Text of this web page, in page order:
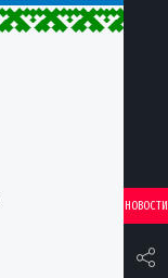
НОВОСТИ